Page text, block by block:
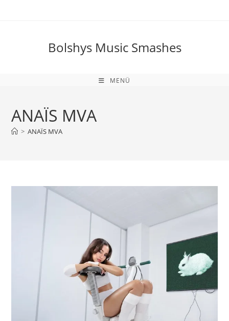
Bolshys Music Smashes
MENÜ
ANAÏS MVA
> ANAÏS MVA